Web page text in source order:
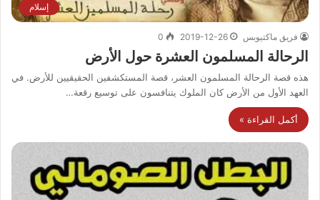
إسلام
فريق ماكتيوبس 2019-12-26
0
الرحالة المسلمون العشرة حول الأرض
هذه قصة الرحالة المسلمون العشر، قصة المستكشفين الحقيقيين للأرض. في
العهد الأول من الأرض كان الملوك يتنافسون على توسيع رقعة…
أكمل القراءة »